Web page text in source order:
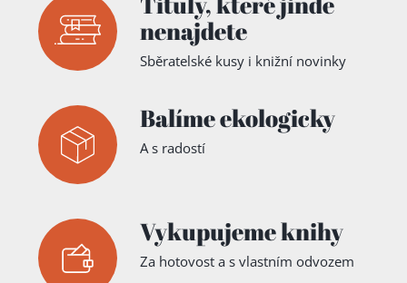
nenajdete
Sběratelské kusy i knižní novinky
Balíme ekologicky
A s radostí
Vykupujeme knihy
Za hotovost a s vlastním odvozem